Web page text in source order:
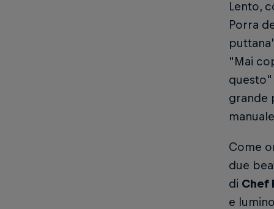
Lento,
Porra
"Mai
grande
Come
due
di Chef
e